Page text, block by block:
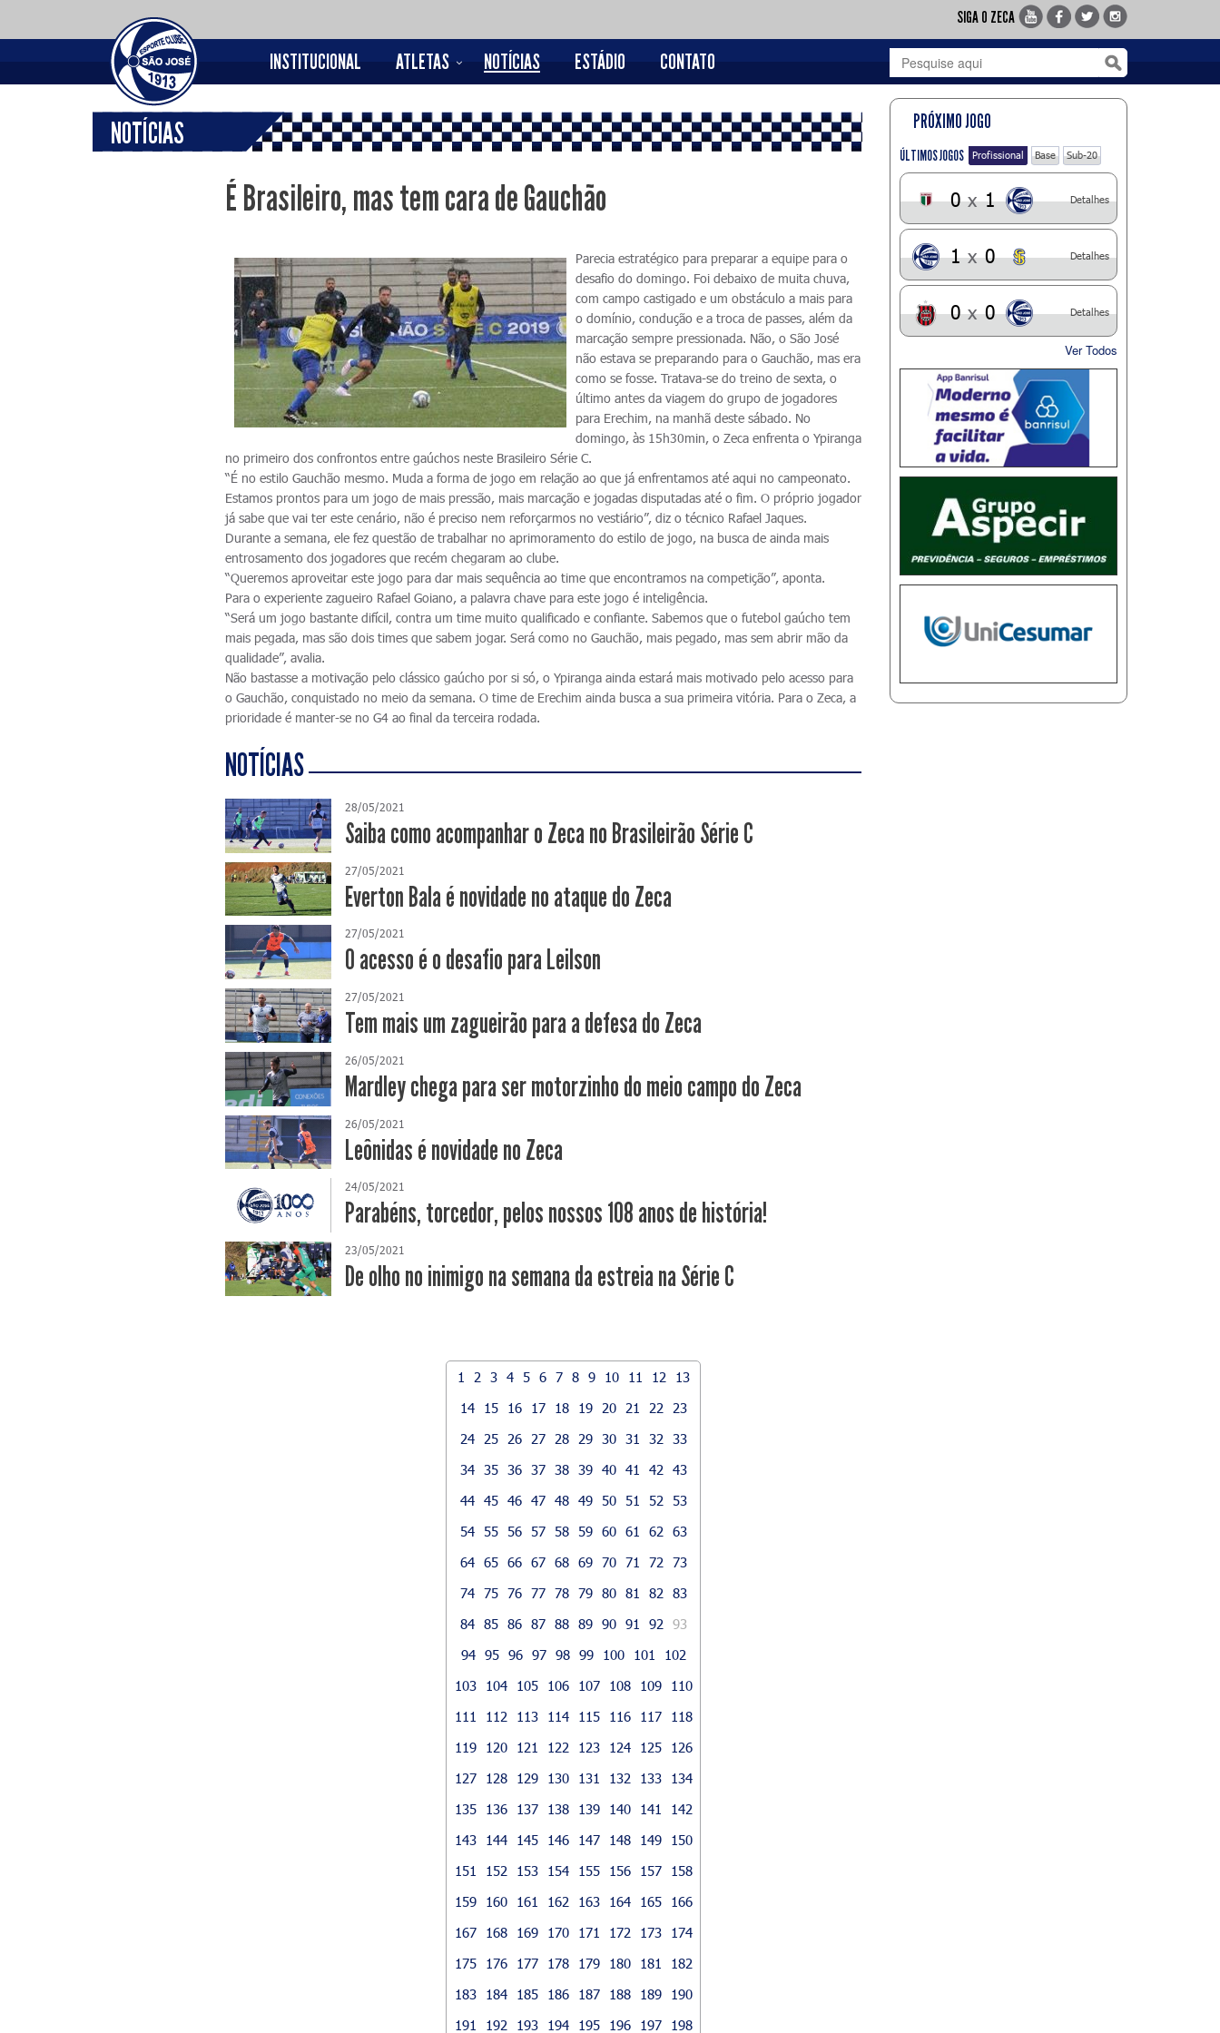
SIGA O ZECA
INSTITUCIONAL ATLETAS NOTÍCIAS ESTÁDIO CONTATO
NOTÍCIAS
É Brasileiro, mas tem cara de Gauchão
Parecia estratégico para preparar a equipe para o
desafio do domingo. Foi debaixo de muita chuva,
com campo castigado e um obstáculo a mais para
o domínio, condução e a troca de passes, além da
marcação sempre pressionada. Não, o São José
não estava se preparando para o Gauchão, mas era
como se fosse. Tratava-se do treino de sexta, o
último antes da viagem do grupo de jogadores
para Erechim, na manhã deste sábado. No
domingo, às 15h30min, o Zeca enfrenta o Ypiranga
no primeiro dos confrontos entre gaúchos neste Brasileiro Série C.
“É no estilo Gauchão mesmo. Muda a forma de jogo em relação ao que já enfrentamos até aqui no campeonato.
Estamos prontos para um jogo de mais pressão, mais marcação e jogadas disputadas até o fim. O próprio jogador
já sabe que vai ter este cenário, não é preciso nem reforçarmos no vestiário”, diz o técnico Rafael Jaques.
Durante a semana, ele fez questão de trabalhar no aprimoramento do estilo de jogo, na busca de ainda mais
entrosamento dos jogadores que recém chegaram ao clube.
“Queremos aproveitar este jogo para dar mais sequência ao time que encontramos na competição”, aponta.
Para o experiente zagueiro Rafael Goiano, a palavra chave para este jogo é inteligência.
“Será um jogo bastante difícil, contra um time muito qualificado e confiante. Sabemos que o futebol gaúcho tem
mais pegada, mas são dois times que sabem jogar. Será como no Gauchão, mais pegado, mas sem abrir mão da
qualidade”, avalia.
Não bastasse a motivação pelo clássico gaúcho por si só, o Ypiranga ainda estará mais motivado pelo acesso para
o Gauchão, conquistado no meio da semana. O time de Erechim ainda busca a sua primeira vitória. Para o Zeca, a
prioridade é manter-se no G4 ao final da terceira rodada.
NOTÍCIAS
28/05/2021
Saiba como acompanhar o Zeca no Brasileirão Série C
27/05/2021
Everton Bala é novidade no ataque do Zeca
27/05/2021
O acesso é o desafio para Leilson
27/05/2021
Tem mais um zagueirão para a defesa do Zeca
26/05/2021
Mardley chega para ser motorzinho do meio campo do Zeca
26/05/2021
Leônidas é novidade no Zeca
24/05/2021
Parabéns, torcedor, pelos nossos 108 anos de história!
23/05/2021
De olho no inimigo na semana da estreia na Série C
1 2 3 4 5 6 7 8 9 10 11 12
13
14
15 16 17 18 19 20 21 22
23
24
25 26 27 28 29 30 31 32
33
34 35 36 37 38 39 40 41 42
43
44 45 46 47 48 49 50 51 52
53
54 55 56 57 58 59 60 61 62
63
64 65 66 67 68 69 70 71 72
73
74 75 76 77 78 79 80 81 82
83
84 85 86 87 88 89 90 91 92
93
94 95 96 97 98 99 100 101
102
103
104 105 106 107 108 109
110
111
112 113 114 115 116 117
118
119
120 121 122 123 124 125
126
127
128 129 130 131 132 133
134
135
136 137 138 139 140 141
142
143
144 145 146 147 148 149
150
151
152 153 154 155 156 157
158
159
160 161 162 163 164 165
166
167
168 169 170 171 172 173
174
175
176 177 178 179 180 181
182
183
184 185 186 187 188 189
190
191
192 193 194 195 196 197
198
PRÓXIMO JOGO
ÚLTIMOS JOGOS Profissional Base Sub-20
0 x 1 Detalhes
1 x 0 Detalhes
0 x 0 Detalhes
Ver Todos